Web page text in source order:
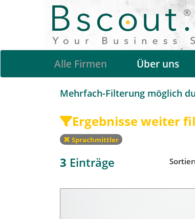
Alle Firmen Über uns
Mehrfach-Filterung möglich
Ergebnisse weiter
Sprachmittler
3 Einträge